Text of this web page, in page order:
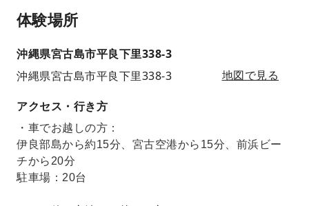
体験場所
沖縄県宮古島市平良下里338-3
沖縄県宮古島市平良下里338-3
地図で見る
アクセス・行き方
・車でお越しの方：
伊良部島から約15分、宮古空港から15分、前浜ビー
チから20分
駐車場：20台